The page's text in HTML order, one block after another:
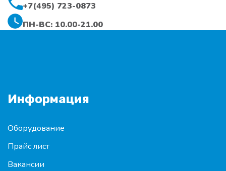
+7(495) 723-0873
ПН-ВС: 10.00-21.00
Информация
Оборудование
Прайс лист
Вакансии